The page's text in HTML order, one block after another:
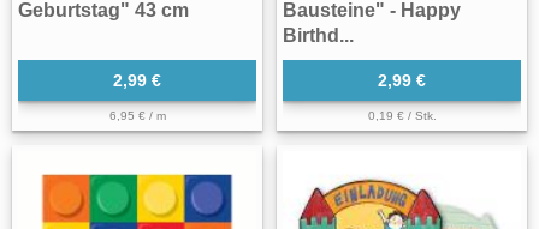
Geburtstag" 43 cm
2,99 €
6,95 € / m
Bausteine" - Happy
Birthd...
2,99 €
0,19 € / Stk.